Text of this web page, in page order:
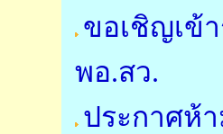
ขอเชิญเข้
พอ.สว.
ประกาศห้